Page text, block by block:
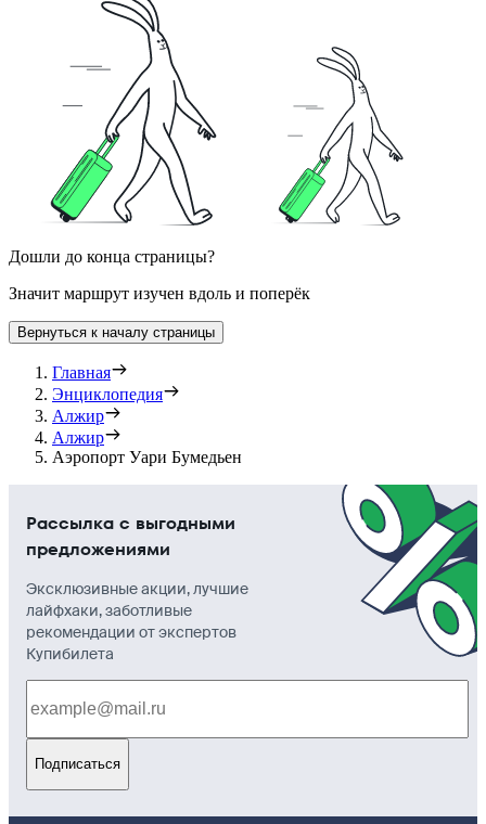
Дошли до конца страницы?
Значит маршрут изучен вдоль и поперёк
Вернуться к началу страницы
Главная
Энциклопедия
Алжир
Алжир
Аэропорт Уари Бумедьен
Рассылка с выгодными
предложениями
Эксклюзивные акции, лучшие
лайфхаки, заботливые
рекомендации от экспертов
Купибилета
Подписаться